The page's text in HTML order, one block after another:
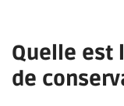
Quelle est
de